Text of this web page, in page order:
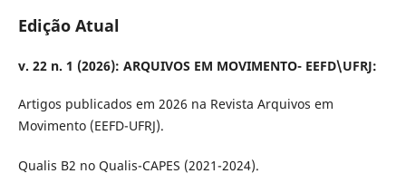
Edição Atual
v. 22 n. 1 (2026): ARQUIVOS EM MOVIMENTO- EEFD\UFRJ:
Artigos publicados em 2026 na Revista Arquivos em
Movimento (EEFD-UFRJ).
Qualis B2 no Qualis-CAPES (2021-2024).